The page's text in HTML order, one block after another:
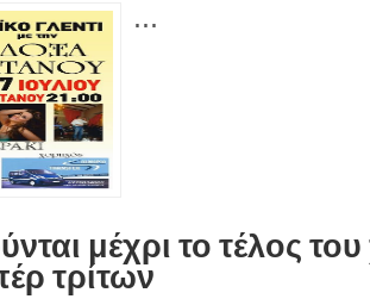
...
μέχρι το τέλος
τρίτων